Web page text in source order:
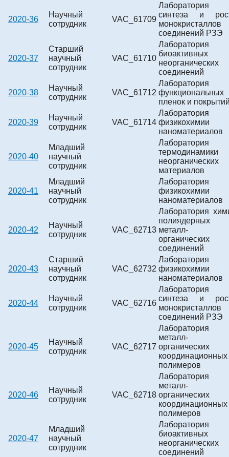
2020-36
Научный
сотрудник
VAC_61709
Лаборатория
синтеза и
монокристаллов
соединений РЗЭ
2020-37
Старший
научный
сотрудник
VAC_61710
Лаборатория
биоактивных
неорганических
соединений
2020-38
Научный
сотрудник
VAC_61712
Лаборатория
функциональных
пленок и
2020-39
Научный
сотрудник
VAC_61714
Лаборатория
физикохимии
наноматериалов
2020-40
Младший
научный
сотрудник
Лаборатория
термодинамики
неорганических
материалов
2020-41
Младший
научный
сотрудник
Лаборатория
физикохимии
наноматериалов
2020-42
Научный
сотрудник
VAC_62713
Лаборатория
полиядерных
металл-
органических
соединений
2020-43
Старший
научный
сотрудник
VAC_62732
Лаборатория
физикохимии
наноматериалов
2020-44
Научный
сотрудник
VAC_62716
Лаборатория
синтеза и
монокристаллов
соединений РЗЭ
2020-45
Научный
сотрудник
VAC_62717
Лаборатория
металл-
органических
координационных
полимеров
2020-46
Научный
сотрудник
VAC_62718
Лаборатория
металл-
органических
координационных
полимеров
2020-47
Младший
научный
сотрудник
Лаборатория
биоактивных
неорганических
соединений